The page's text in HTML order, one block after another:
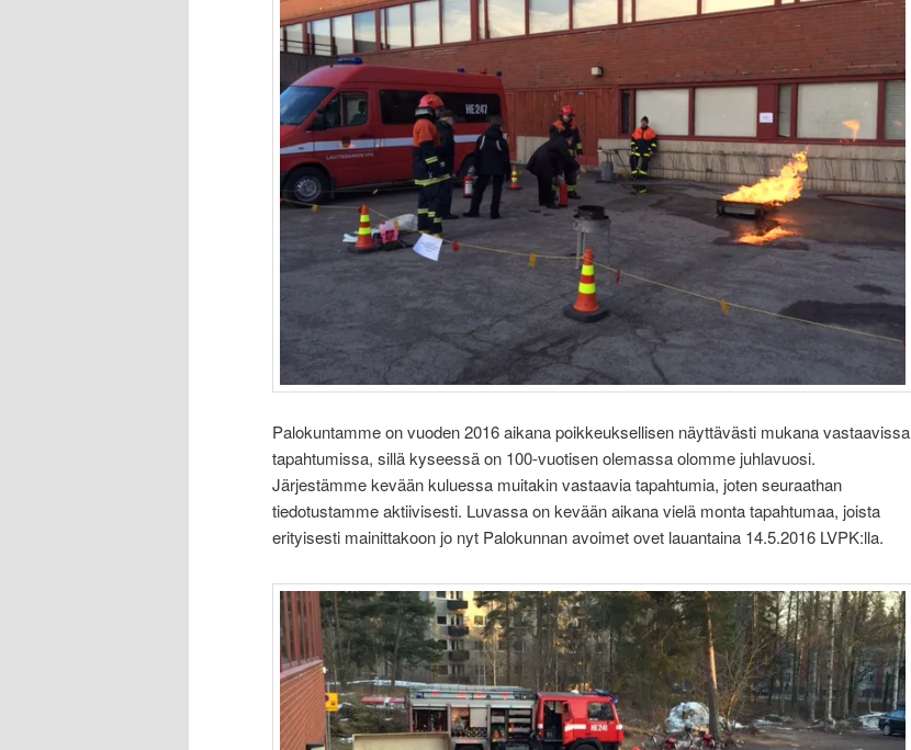
Palokuntamme on vuoden 2016 aikana poikkeuksellisen näyttävästi mukana vastaavissa
tapahtumissa, sillä kyseessä on 100-vuotisen olemassa olomme juhlavuosi.
Järjestämme kevään kuluessa muitakin vastaavia tapahtumia, joten seuraathan
tiedotustamme aktiivisesti. Luvassa on kevään aikana vielä monta tapahtumaa, joista
erityisesti mainittakoon jo nyt Palokunnan avoimet ovet lauantaina 14.5.2016 LVPK:lla.